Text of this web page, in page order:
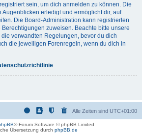
sein, um dich anmelden zu können. Die
erledigt und ermöglicht dir, auf
Die Board-Administration kann registrierten
zuweisen. Beachte bitte unsere
verwandten Regelungen, bevor du dich
die jeweiligen Forenregeln, wenn du dich in
Alle Zeiten sind UTC+01:00
® Forum Software © phpBB Limited
Übersetzung durch phpBB.de